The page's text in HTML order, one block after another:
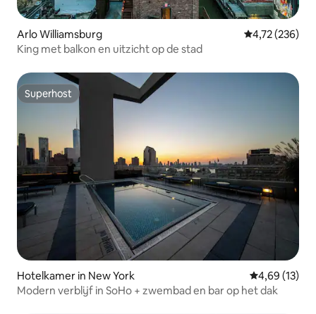
Arlo Williamsburg Gemiddelde
4,72 (236)
King met balkon en uitzicht op de stad
Superhost
Superhost
Hotelkamer in New York Gemiddelde
4,69 (13)
Modern verblijf in SoHo + zwembad en bar op het dak